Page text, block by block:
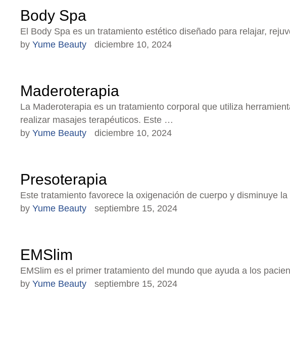
Body Spa
El Body Spa es un tratamiento estético diseñado para relajar,
by Yume Beauty diciembre 10, 2024
Maderoterapia
La Maderoterapia es un tratamiento corporal que utiliza
realizar masajes terapéuticos. Este …
by Yume Beauty diciembre 10, 2024
Presoterapia
Este tratamiento favorece la oxigenación de cuerpo y disminuye
by Yume Beauty septiembre 15, 2024
EMSlim
EMSlim es el primer tratamiento del mundo que ayuda a los
by Yume Beauty septiembre 15, 2024